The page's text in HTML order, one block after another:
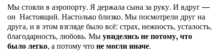
Мы стояли в аэропорту. Я держала сына за руку. И вдруг —
он Настоящий. Настолько близко. Мы посмотрели друг на
друга, и в этом взгляде было всё: страх, нежность, усталость,
благодарность, любовь. Мыувиделись не потому, что
было легко, а потому чтоне могли иначе.